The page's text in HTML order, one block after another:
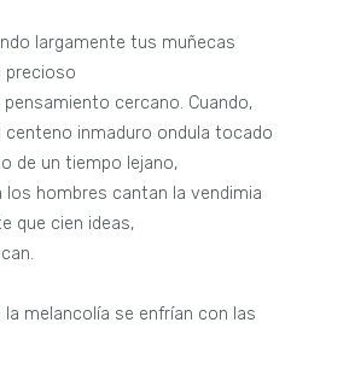
largamente tus muñecas
precioso
cercano. Cuando,
centeno inmaduro ondula tocado
de un tiempo lejano,
los hombres cantan la vendimia
que cien ideas,
la melancolía se enfrían con las